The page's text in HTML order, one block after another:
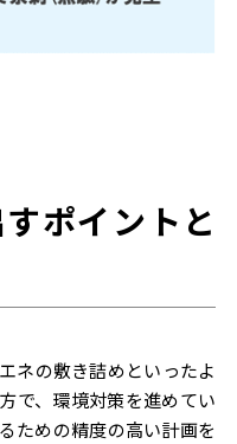
ポイントと
ネの敷き詰めといったよ
で、環境対策を進めてい
ための精度の高い計画を